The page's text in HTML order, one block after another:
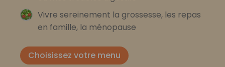
Vivre sereinement la grossesse, les repas
en famille, la ménopause
Choisissez votre menu